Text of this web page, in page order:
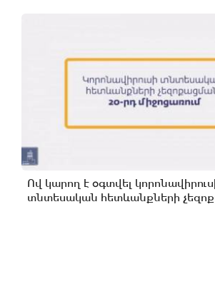
Ով կարող է օգտվել
տնտեսական հետևանքների